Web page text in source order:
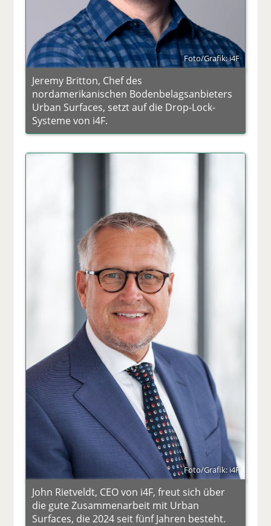
Foto/Grafik: i4F
Jeremy Britton, Chef des
nordamerikanischen Bodenbelagsanbieters
Urban Surfaces, setzt auf die Drop-Lock-
Systeme von i4F.
Foto/Grafik: i4F
John Rietveldt, CEO von i4F, freut sich über
die gute Zusammenarbeit mit Urban
Surfaces, die 2024 seit fünf Jahren besteht.